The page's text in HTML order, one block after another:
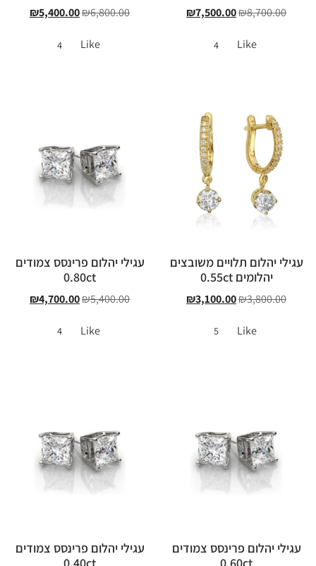
₪8,700.00
₪7,500.00
Like
4
₪6,800.00
₪5,400.00
Like
4
עגילי יהלום תלויים משובצים
יהלומים 0.55ct
₪3,800.00
₪3,100.00
Like
5
עגילי יהלום פרינסס צמודים
0.80ct
₪5,400.00
₪4,700.00
Like
4
עגילי יהלום פרינסס צמודים
עגילי יהלום פרינסס צמודים